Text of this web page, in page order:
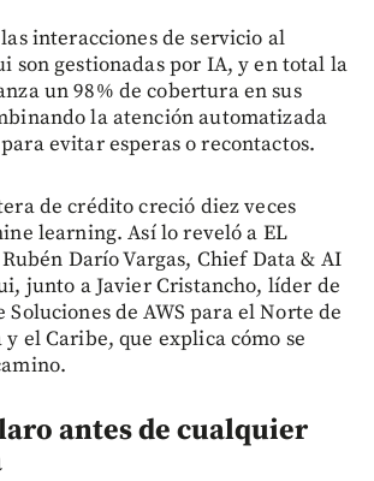
interacciones de servicio al
son gestionadas por IA, y en total la
un 98% de cobertura en sus
la atención automatizada
evitar esperas o recontactos.
de crédito creció diez veces
learning. Así lo reveló a EL
Darío Vargas, Chief Data & AI
junto a Javier Cristancho, líder de
de AWS para el Norte de
el Caribe, que explica cómo se
antes de cualquier